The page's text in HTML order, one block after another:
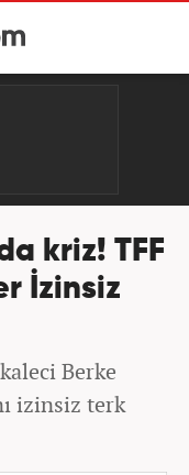
kriz! TFF
İzinsiz
Berke
izinsiz terk